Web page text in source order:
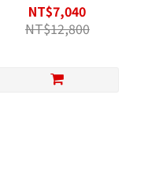
NT$7,040
NT$12,800